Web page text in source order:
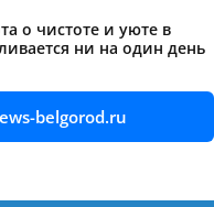
о чистоте и уюте в
ни на один день
belgorod.ru